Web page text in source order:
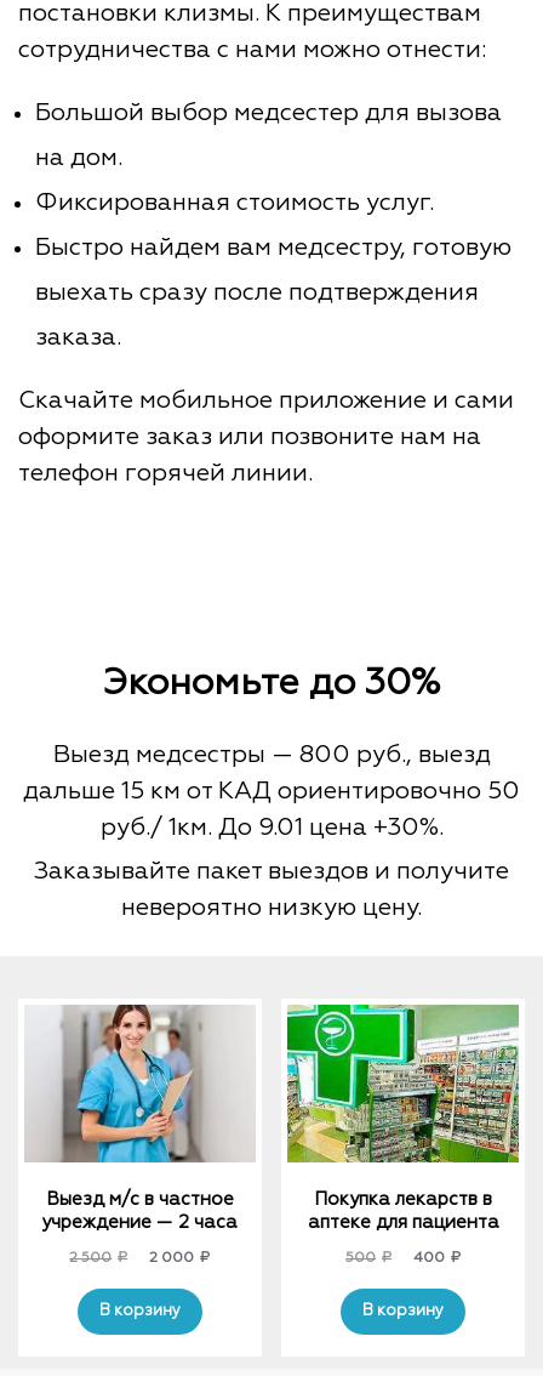
постановки клизмы. К преимуществам
сотрудничества с нами можно отнести:
Большой выбор медсестер для вызова
на дом.
Фиксированная стоимость услуг.
Быстро найдем вам медсестру, готовую
выехать сразу после подтверждения
заказа.
Скачайте мобильное приложение и сами
оформите заказ или позвоните нам на
телефон горячей линии.
Экономьте до 30%
Выезд медсестры — 800 руб., выезд
дальше 15 км от КАД ориентировочно 50
руб./ 1км. До 9.01 цена +30%.
Заказывайте пакет выездов и получите
невероятно низкую цену.
Выезд м/с в частное
учреждение — 2 часа
2 500 ₽
Original
was:
2
2 000 ₽Current
В корзину
Покупка лекарств в
аптеке для пациента
500 ₽
Original
was:
500₽.
400 ₽Current
is:
В корзину